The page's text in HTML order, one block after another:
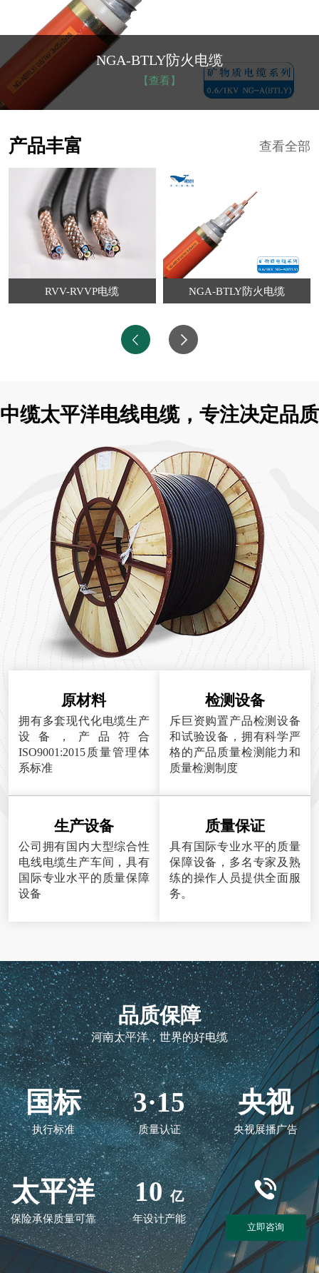
NGA-BTLY防火电缆
【查看】
查看全部
产品丰富
RVV-RVVP电缆 NGA-BTLY防火电缆
中缆太平洋电线电缆，专注决定品质
原材料
拥有多套现代化电缆生产
设备，产品符合
ISO9001:2015质量管理体
系标准
检测设备
斥巨资购置产品检测设备
和试验设备，拥有科学严
格的产品质量检测能力和
质量检测制度
生产设备
公司拥有国内大型综合性
电线电缆生产车间，具有
国际专业水平的质量保障
设备
质量保证
具有国际专业水平的质量
保障设备，多名专家及熟
练的操作人员提供全面服
务。
品质保障
河南太平洋，世界的好电缆
国标
执行标准
3·15
质量认证
央视
央视展播广告
太平洋
保险承保质量可靠
10 亿
年设计产能
立即咨询